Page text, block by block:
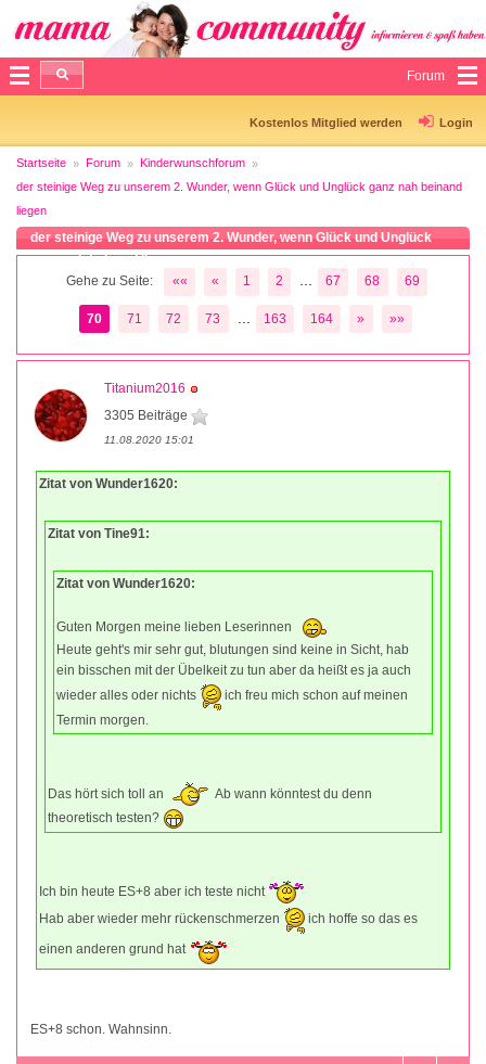
Forum
Kostenlos Mitglied werden Login
Startseite Forum
Kinderwunschforum
der steinige Weg zu unserem 2. Wunder, wenn Glück und Unglück ganz nah beinand
liegen
der steinige Weg zu unserem 2. Wunder, wenn Glück und Unglück
ganz nah beinand liegen
Gehe zu Seite:
«« « 1 2 67 68 69
70 71 72 73 163 164 » »»
Titanium2016
3305 Beiträge
11.08.2020 15:01
Zitat von Wunder1620:
Zitat von Tine91:
Zitat von Wunder1620:
Guten Morgen meine lieben Leserinnen
Heute geht's mir sehr gut, blutungen sind keine in Sicht, hab
ein bisschen mit der Übelkeit zu tun aber da heißt es ja auch
wieder alles oder nichts
ich freu mich schon auf meinen
Termin morgen.
Das hört sich toll an
Ab wann könntest du denn
theoretisch testen?
Ich bin heute ES+8 aber ich teste nicht
Hab aber wieder mehr rückenschmerzen
ich hoffe so das es
einen anderen grund hat
ES+8 schon. Wahnsinn.